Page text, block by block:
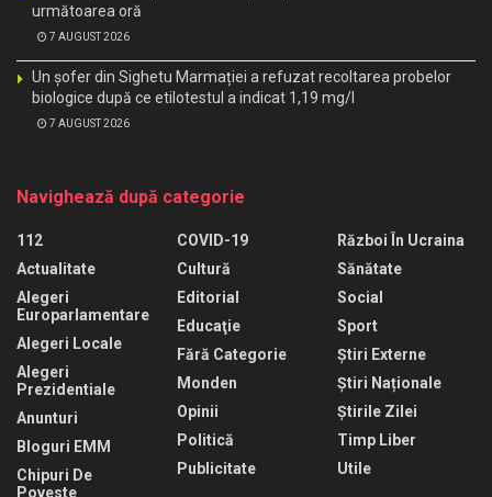
următoarea oră
7 AUGUST 2026
Un șofer din Sighetu Marmației a refuzat recoltarea probelor
biologice după ce etilotestul a indicat 1,19 mg/l
7 AUGUST 2026
Navighează după categorie
112
Actualitate
Alegeri
Europarlamentare
Alegeri Locale
Alegeri
Prezidentiale
Anunturi
Bloguri EMM
Chipuri De
Poveste
COVID-19
Cultură
Editorial
Educaţie
Fără Categorie
Monden
Opinii
Politică
Publicitate
Război În Ucraina
Sănătate
Social
Sport
Știri Externe
Știri Naționale
Știrile Zilei
Timp Liber
Utile